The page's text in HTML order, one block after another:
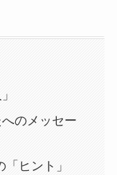
のメッセー
ヒント」